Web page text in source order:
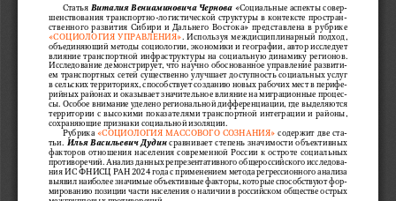
Статья Виталия Вениаминовича Чернова «Социальные аспекты совер-
шенствования транспортно-логистической структуры в контексте простран-
ственного развития Сибири и Дальнего Востока» представлена в рубрике
«СОЦИОЛОГИЯ УПРАВЛЕНИЯ» . Используя междисциплинарный подход,
объединяющий методы социологии, экономики и географии, автор исследует
влияние транспортной инфраструктуры на социальную динамику регионов.
Исследование демонстрирует, что научно обоснованное управление развити-
ем транспортных сетей существенно улучшает доступность социальных услуг
в сельских территориях, способствует созданию новых рабочих мест в перифе-
рийных районах и оказывает значительное влияние на миграционные процес-
сы. Особое внимание уделено региональной дифференциации, где выделяются
территории с высокими показателями транспортной интеграции и районы,
сохраняющие признаки социальной изоляции.
Рубрика «СОЦИОЛОГИЯ МАССОВОГО СОЗНАНИЯ» содержит две ста-
тьи.
Илья Васильевич Дудин сравнивает степень значимости объективных
факторов отношения населения современной России к остроте социальных
противоречий. Анализ данных репрезентативного общероссийского исследова-
ния ИС ФНИСЦ РАН 2024 года с применением метода регрессионного анализа
выявил наиболее значимые объективные факторы, которые способствуют фор-
мированию позиции части населения о наличии в российском обществе острых